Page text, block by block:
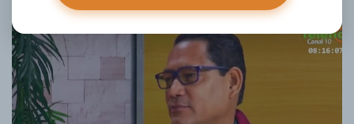
PUBLICADO ENENTREVISTAS.